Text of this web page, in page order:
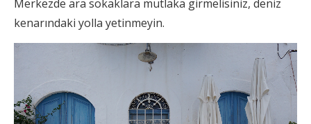
Merkezde ara sokaklara mutlaka girmelisiniz, deniz
kenarındaki yolla yetinmeyin.